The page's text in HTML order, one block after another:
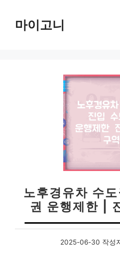
마이고니
노후경유차 수
권 운행제한 |
2025-06-30 작성